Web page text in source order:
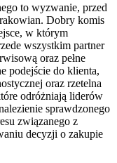
to wyzwanie, przed
Dobry komis
w którym
wszystkim partner
oraz pełne
podejście do klienta,
oraz rzetelna
odróżniają liderów
sprawdzonego
związanego z
decyzji o zakupie